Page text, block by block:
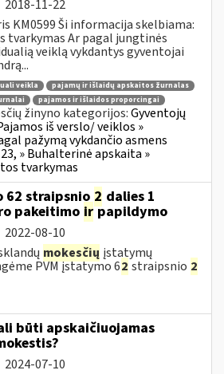
2018-11-22
KM0599 Ši informacija skelbiama:
tvarkymas Ar pagal jungtinės
veiklą vykdantys gyventojai
veikla
pajamų ir išlaidų apskaitos žurnalas
pajamos ir išlaidos proporcingai
žinyno kategorijos:Gyventojų
iš verslo/ veiklos »
pažymą vykdančio asmens
» Buhalterinė apskaita »
tvarkymas
62 straipsnio 2 dalies 1
pakeitimo irpapildymo
2022-08-10
mokesčių įstatymų
PVM įstatymo 62 straipsnio 2
būti apskaičiuojamas
2024-07-10